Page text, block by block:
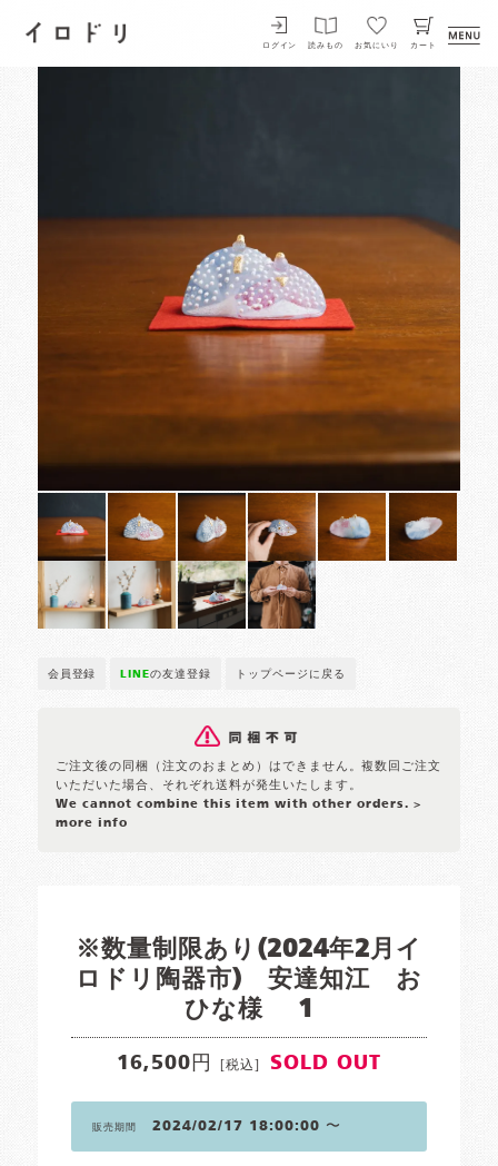
イロドリ
ログイン 読みもの お気にいり カート
会員登録 LINEの友達登録 トップページに戻る
ご注文後の同梱（注文のおまとめ）はできません。複数回ご注文
いただいた場合、それぞれ送料が発生いたします。
We cannot combine this item with other orders. >
more info
※数量制限あり(2024年2月イ
ロドリ陶器市) 安達知江 お
ひな様 1
16,500円 [税込] SOLD OUT
販売期間 2024/02/17 18:00:00 〜